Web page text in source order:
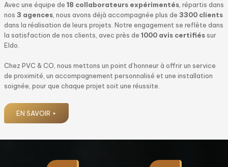
Avec une équipe de 18 collaborateurs expérimentés , répartis dans
nos 3 agences , nous avons déjà accompagnée plus de 3300 clients
dans la réalisation de leurs projets. Notre engagement se reflète dans
la satisfaction de nos clients, avec près de 1000 avis certifiés sur
Eldo.
Chez PVC & CO, nous mettons un point d’honneur à offrir un service
de proximité, un accompagnement personnalisé et une installation
soignée, pour que chaque projet soit une réussite.
EN SAVOIR +